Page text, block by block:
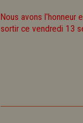
Nous avons l'honneur
sortir ce vendredi 13